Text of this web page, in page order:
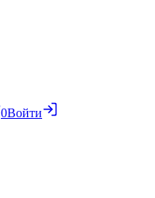
0Войти